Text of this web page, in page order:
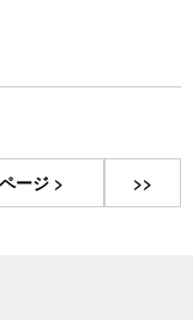
ージ > >>